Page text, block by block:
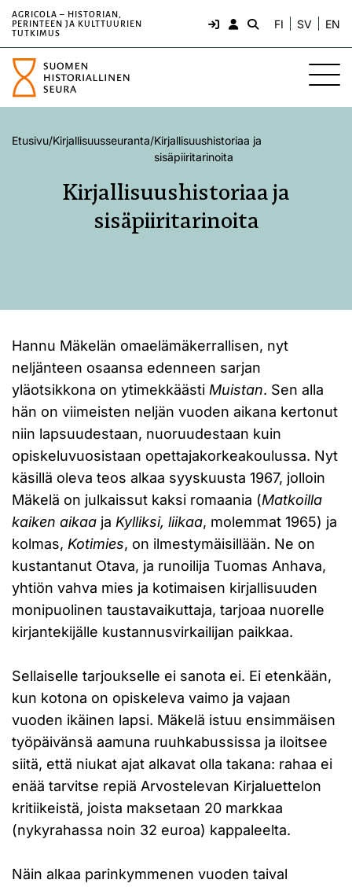
AGRICOLA – HISTORIAN,
PERINTEEN JA KULTTUURIEN
TUTKIMUS
FI SV EN
Etusivu/Kirjallisuusseuranta/Kirjallisuushistoriaa ja
sisäpiiritarinoita
Kirjallisuushistoriaa ja
sisäpiiritarinoita
Hannu Mäkelän omaelämäkerrallisen, nyt
neljänteen osaansa edenneen sarjan
yläotsikkona on ytimekkäästi Muistan. Sen alla
hän on viimeisten neljän vuoden aikana kertonut
niin lapsuudestaan, nuoruudestaan kuin
opiskeluvuosistaan opettajakorkeakoulussa. Nyt
käsillä oleva teos alkaa syyskuusta 1967, jolloin
Mäkelä on julkaissut kaksi romaania (Matkoilla
kaiken aikaa ja Kylliksi, liikaa, molemmat 1965) ja
kolmas, Kotimies, on ilmestymäisillään. Ne on
kustantanut Otava, ja runoilija Tuomas Anhava,
yhtiön vahva mies ja kotimaisen kirjallisuuden
monipuolinen taustavaikuttaja, tarjoaa nuorelle
kirjantekijälle kustannusvirkailijan paikkaa.
Sellaiselle tarjoukselle ei sanota ei. Ei etenkään,
kun kotona on opiskeleva vaimo ja vajaan
vuoden ikäinen lapsi. Mäkelä istuu ensimmäisen
työpäivänsä aamuna ruuhkabussissa ja iloitsee
siitä, että niukat ajat alkavat olla takana: rahaa ei
enää tarvitse repiä Arvostelevan Kirjaluettelon
kritiikeistä, joista maksetaan 20 markkaa
(nykyrahassa noin 32 euroa) kappaleelta.
Näin alkaa parinkymmenen vuoden taival